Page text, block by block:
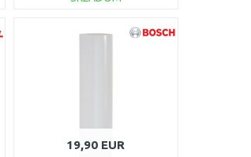
DO KOŠÍKA
19,90 EUR